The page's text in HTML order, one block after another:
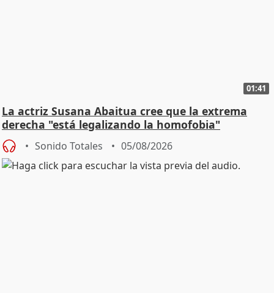
01:41
La actriz Susana Abaitua cree que la extrema
derecha "está legalizando la homofobia"
Sonido Totales 05/08/2026